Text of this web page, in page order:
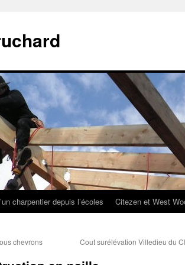
charpentier depuis l’écoles Citezen et West
chevrons Cout surélévation Villedieu du